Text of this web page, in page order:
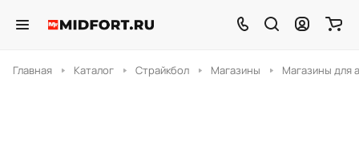
Главная Каталог Страйкбол Магазины Магазины для